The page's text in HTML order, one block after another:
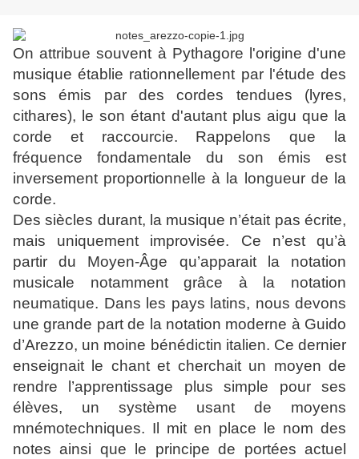
On attribue souvent à Pythagore l'origine d'une
musique établie rationnellement par l'étude des
sons émis par des cordes tendues (lyres,
cithares), le son étant d'autant plus aigu que la
corde et raccourcie. Rappelons que la
fréquence fondamentale du son émis est
inversement proportionnelle à la longueur de la
corde.
Des siècles durant, la musique n’était pas écrite,
mais uniquement improvisée. Ce n’est qu’à
partir du Moyen-Âge qu’apparait la notation
musicale notamment grâce à la notation
neumatique. Dans les pays latins, nous devons
une grande part de la notation moderne à Guido
d’Arezzo, un moine bénédictin italien. Ce dernier
enseignait le chant et cherchait un moyen de
rendre l’apprentissage plus simple pour ses
élèves, un système usant de moyens
mnémotechniques. Il mit en place le nom des
notes ainsi que le principe de portées actuel